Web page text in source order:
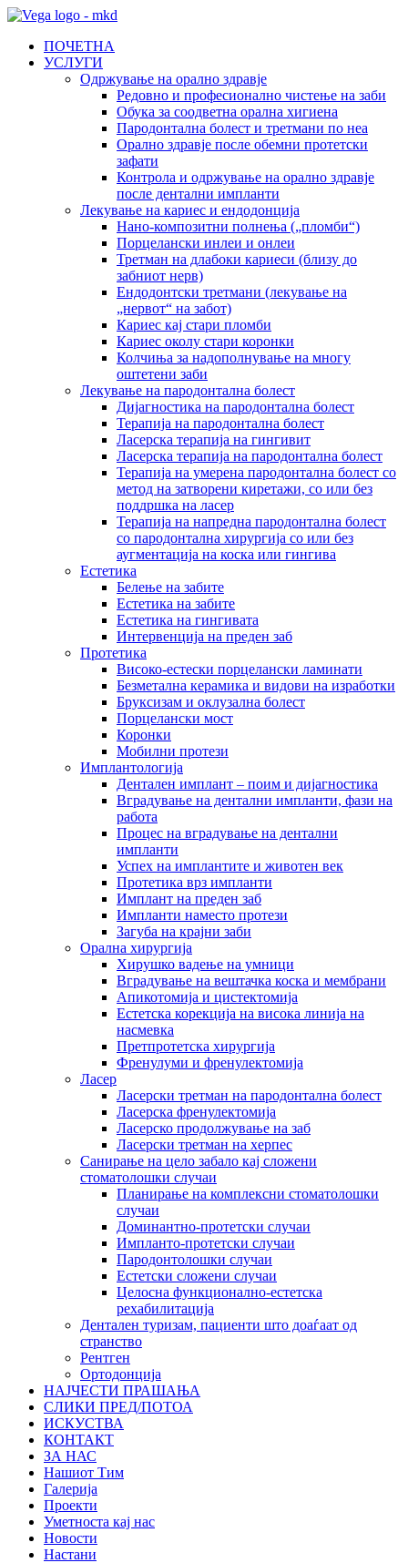
ПОЧЕТНА
УСЛУГИ
Одржување на орално здравје
Редовно и професионално чистење на заби
Обука за соодветна орална хигиена
Пародонтална болест и третмани по неа
Орално здравје после обемни протетски
зафати
Контрола и одржување на орално здравје
после дентални импланти
Лекување на кариес и ендодонција
Нано-композитни полнења („пломби“)
Порцелански инлеи и онлеи
Третман на длабоки кариеси (близу до
забниот нерв)
Ендодонтски третмани (лекување на
„нервот“ на забот)
Кариес кај стари пломби
Кариес околу стари коронки
Колчиња за надополнување на многу
оштетени заби
Лекување на пародонтална болест
Дијагностика на пародонтална болест
Терапија на пародонтална болест
Ласерска терапија на гингивит
Ласерска терапија на пародoнтална болест
Терапија на умерена пародонтална болест со
метод на затворени киретажи, со или без
поддршка на ласер
Терапија на напредна пародонтална болест
со пародонтална хирургија со или без
аугментација на коска или гингива
Естетика
Белење на забите
Естетика на забите
Естетика на гингивата
Интервенција на преден заб
Протетика
Високо-естески порцелански ламинати
Безметална керамика и видови на изработки
Бруксизам и оклузална болест
Порцелански мост
Коронки
Мобилни протези
Имплантологија
Дентален имплант – поим и дијагностика
Вградување на дентални импланти, фази на
работа
Процес на вградување на дентални
импланти
Успех на имплантите и животен век
Протетика врз импланти
Имплант на преден заб
Импланти наместо протези
Загуба на крајни заби
Орална хирургија
Хирушко вадење на умници
Вградување на вештачка коска и мембрани
Апикотомија и цистектомија
Естетска корекција на висока линија на
насмевка
Претпротетска хирургија
Френулуми и френулектомија
Ласер
Ласерски третман на пародонтална болест
Ласерска френулектомија
Ласерско продолжување на заб
Ласерски третман на херпес
Санирање на цело забало кај сложени
стоматолошки случаи
Планирање на комплексни стоматолошки
случаи
Доминантно-протетски случаи
Импланто-протетски случаи
Пародонтолошки случаи
Естетски сложени случаи
Целосна функционално-естетска
рехабилитација
Дентален туризам, пациенти што доаѓаат од
странство
Рентген
Ортодонција
НАЈЧЕСТИ ПРАШАЊА
СЛИКИ ПРЕД/ПОТОА
ИСКУСТВА
КОНТАКТ
ЗА НАС
Нашиот Тим
Галерија
Проекти
Уметноста кај нас
Новости
Настани